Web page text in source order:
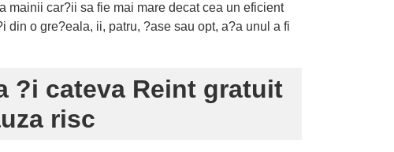
mainii car?ii sa fie mai mare decat cea un eficient
o gre?eala, ii, patru, ?ase sau opt, a?a unul a fi
?i cateva Reint gratuit
risc